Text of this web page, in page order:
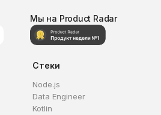
Мы на Product Radar
Стеки
Node.js
Data Engineer
Kotlin